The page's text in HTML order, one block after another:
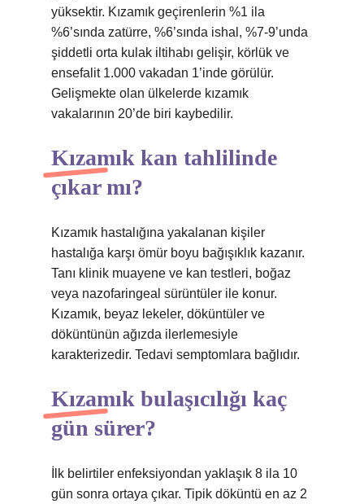
yüksektir. Kızamık geçirenlerin %1 ila
%6’sında zatürre, %6’sında ishal, %7-9’unda
şiddetli orta kulak iltihabı gelişir, körlük ve
ensefalit 1.000 vakadan 1’inde görülür.
Gelişmekte olan ülkelerde kızamık
vakalarının 20’de biri kaybedilir.
Kızamık kan tahlilinde
çıkar mı?
Kızamık hastalığına yakalanan kişiler
hastalığa karşı ömür boyu bağışıklık kazanır.
Tanı klinik muayene ve kan testleri, boğaz
veya nazofaringeal sürüntüler ile konur.
Kızamık, beyaz lekeler, döküntüler ve
döküntünün ağızda ilerlemesiyle
karakterizedir. Tedavi semptomlara bağlıdır.
Kızamık bulaşıcılığı kaç
gün sürer?
İlk belirtiler enfeksiyondan yaklaşık 8 ila 10
gün sonra ortaya çıkar. Tipik döküntü en az 2